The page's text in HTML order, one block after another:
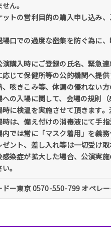
ん。
ットの営利⽬的の購⼊申し込み
場⼝での過度な密集を防ぐ為に
演購⼊時にご登録の⽒名、緊急
じて保健所等の公的機関へ提
、咳きこみ等、体調の優れない
への⼊場に関して、会場の規則
時に検温を実施させて頂きます
時は、備え付けの消毒液にて⼿指
内では常に「マスク着⽤」を義
ゼント、差し⼊れ等は⼀切受け
感染症が拡⼤した場合、公演実
。
ドー東京 0570-550-799 オペレ